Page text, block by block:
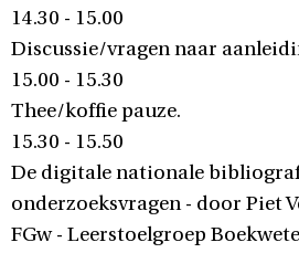
14.30 - 15.00
Discussie/vragen naar
15.00 - 15.30
Thee/koffie pauze.
15.30 - 15.50
De digitale nationale
onderzoeksvragen - door Piet
FGw - Leerstoelgroep